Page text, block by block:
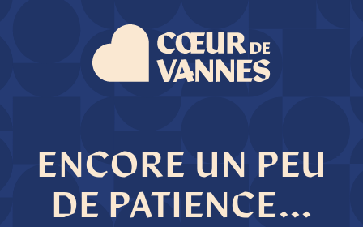
ENCORE UN PEU
DE PATIENCE...